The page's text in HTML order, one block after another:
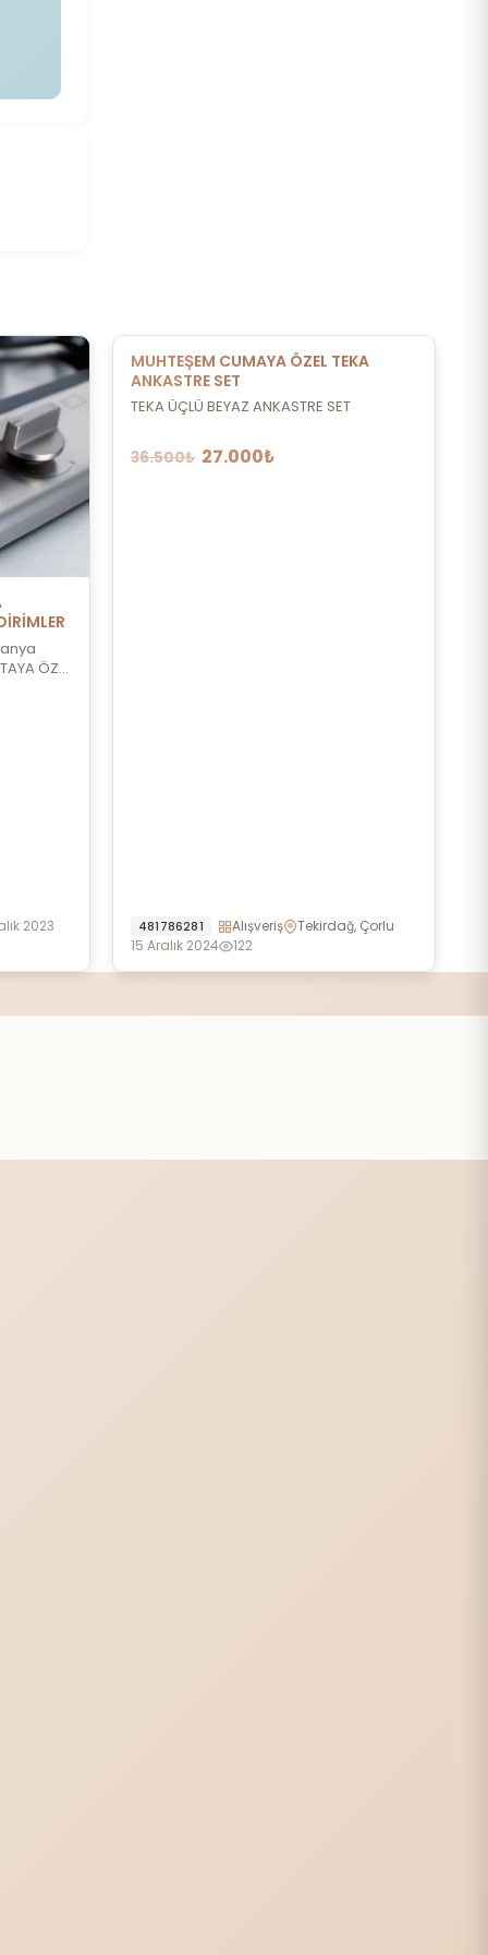
ÖZEL
2023
MUHTEŞEM CUMAYA ÖZEL TEKA
ANKASTRE SET
TEKA ÜÇLÜ BEYAZ ANKASTRE SET
36.500₺ 27.000₺
481786281 Alışveriş
Tekirdağ, Çorlu
15 Aralık 2024
122